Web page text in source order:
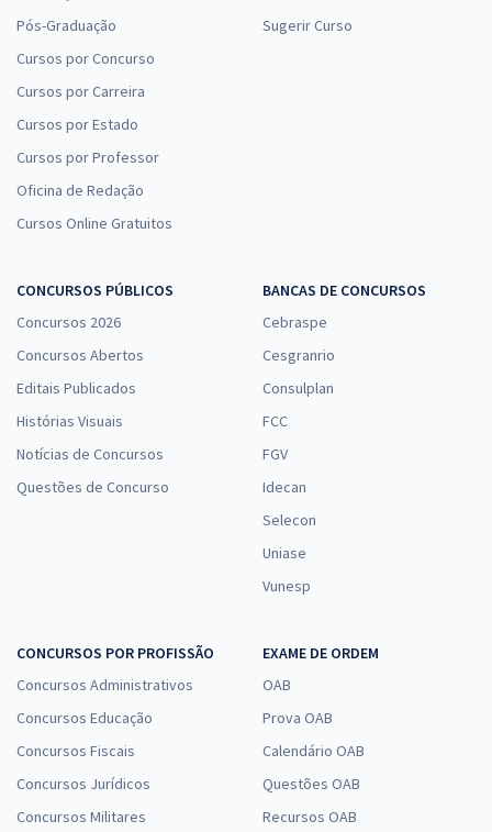
Pós-Graduação
Cursos por Concurso
Cursos por Carreira
Cursos por Estado
Cursos por Professor
Oficina de Redação
Cursos Online Gratuitos
Sugerir Curso
CONCURSOS PÚBLICOS
Concursos 2026
Concursos Abertos
Editais Publicados
Histórias Visuais
Notícias de Concursos
Questões de Concurso
BANCAS DE CONCURSOS
Cebraspe
Cesgranrio
Consulplan
FCC
FGV
Idecan
Selecon
Uniase
Vunesp
CONCURSOS POR PROFISSÃO
Concursos Administrativos
Concursos Educação
Concursos Fiscais
Concursos Jurídicos
Concursos Militares
EXAME DE ORDEM
OAB
Prova OAB
Calendário OAB
Questões OAB
Recursos OAB